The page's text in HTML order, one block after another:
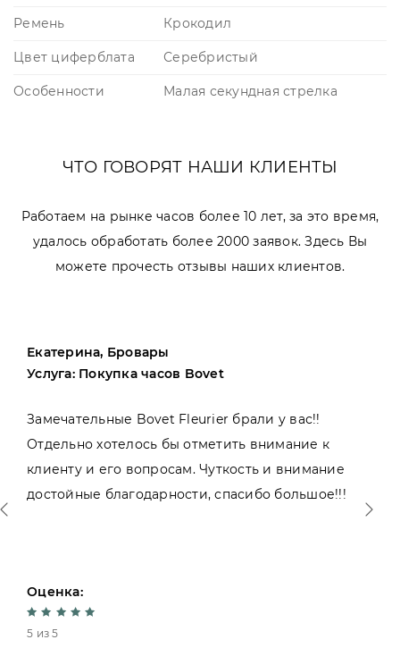
Ремень Крокодил
Цвет циферблата Серебристый
Особенности Малая секундная стрелка
ЧТО ГОВОРЯТ НАШИ КЛИЕНТЫ
Работаем на рынке часов более 10 лет, за это время,
удалось обработать более 2000 заявок. Здесь Вы
можете прочесть отзывы наших клиентов.
Екатерина, Бровары
Услуга: Покупка часов Bovet
Замечательные Bovet Fleurier брали у вас!!
Отдельно хотелось бы отметить внимание к
клиенту и его вопросам. Чуткость и внимание
достойные благодарности, спасибо большое!!!
Оценка:
5 из 5